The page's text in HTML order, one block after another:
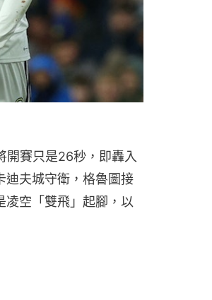
開賽只是26秒，即轟入
迪夫城守衛，格魯圖接
凌空「雙飛」起腳，以